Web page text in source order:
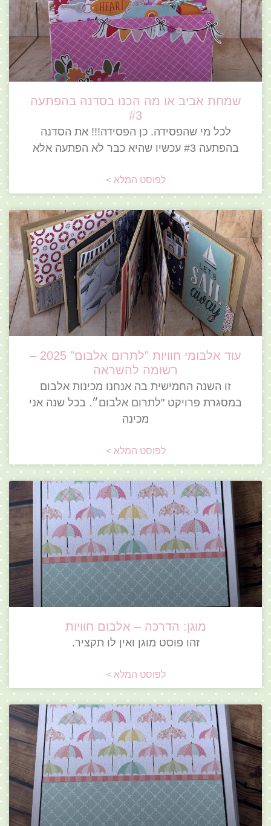
שמחת אביב או מה הכנו בסדנה בהפתעה
#3
לכל מי שהפסידה. כן הפסידה!!! את הסדנה
בהפתעה #3 עכשיו שהיא כבר לא הפתעה אלא
לפוסט המלא >
עוד אלבומי חוויות "לתרום אלבום" 2025 –
רשומה להשראה
זו השנה החמישית בה אנחנו מכינות אלבום
במסגרת פרויקט "לתרום אלבום״. בכל שנה אני
מכינה
לפוסט המלא >
מוגן: הדרכה – אלבום חוויות
זהו פוסט מוגן ואין לו תקציר.
לפוסט המלא >